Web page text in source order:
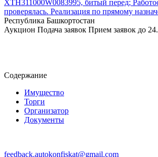
XTH311000W0083995, битый перед;
проверялась. Реализация по прямому
Республика Башкортостан
Аукцион Подача заявок Прием заявок до
Содержание
Имущество
Торги
Организатор
Документы
feedback.autokonfiskat@gmail.com